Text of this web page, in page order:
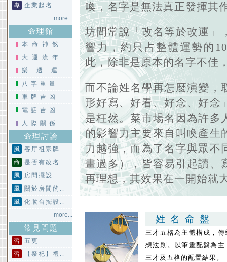
專
企業起名
more...
命理館
本命神煞
大運流年
樂透運
八字重量
車牌吉凶
電話吉凶
人際關係
命理討論
風
客厅祖宗牌..
命
是否有改名..
風
房間擺設
風
關於房間的..
風
化妝台擺設..
more...
常見問題
習
五更
習
【祭祀】禮..
喚，名字是無法真正發揮其
坊間常說「改名等於改運」
響力，約只占整體運勢的
此，除非是原本的名字不佳
而不論姓名學再怎麼演變，
形好寫、好看、好念、好念
是枉然。菜市場名因為許多
的影響力主要來自叫喚產生
力越強，而為了名字與眾不
畫過多），皆容易引起讀、
再理想，其效果在一開始就
姓名命盤
三才五格為主體構成，
想法則。以筆畫配盤為
三才及五格的配置結果。